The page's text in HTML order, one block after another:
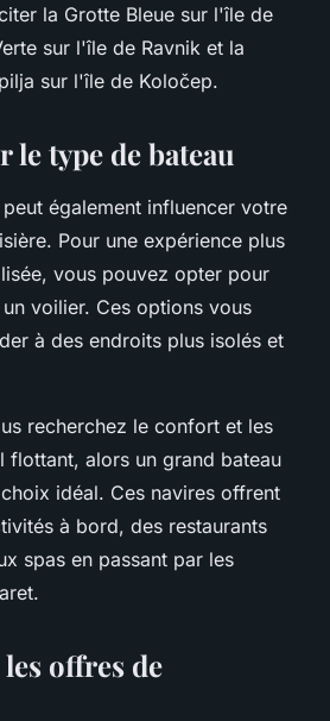
la Grotte Bleue sur l'île de
sur l'île de Ravnik et la
sur l'île de Koločep.
le type de bateau
également influencer votre
Pour une expérience plus
vous pouvez opter pour
voilier. Ces options vous
à des endroits plus isolés et
recherchez le confort et les
flottant, alors un grand bateau
idéal. Ces navires offrent
à bord, des restaurants
spas en passant par les
offres de